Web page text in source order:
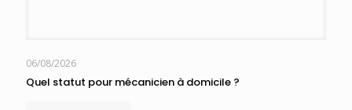
06/08/2026
Quel statut pour mécanicien à domicile ?